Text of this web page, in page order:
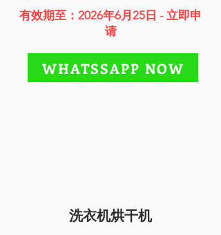
有效期至：2026年6月25日 - 立即申
请
WHATSSAPP NOW
洗衣机烘干机